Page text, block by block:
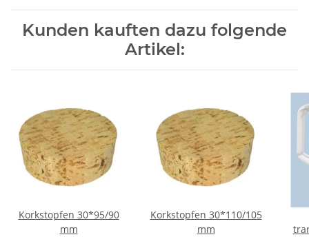
Kunden kauften dazu folgende
Artikel:
Korkstopfen 30*95/90
mm
Korkstopfen 30*110/105
mm